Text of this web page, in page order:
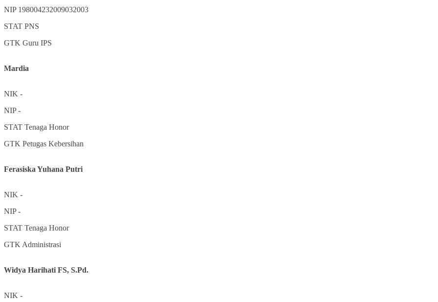
NIP 198004232009032003
STAT PNS
GTK Guru IPS
Mardia
NIK -
NIP-
STAT Tenaga Honor
GTK Petugas Kebersihan
Ferasiska Yuhana Putri
NIK -
NIP-
STAT Tenaga Honor
GTK Administrasi
Widya Harihati FS, S.Pd.
NIK -